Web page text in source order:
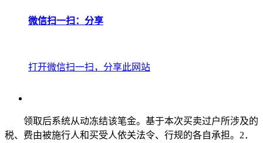
微信扫一扫：分享
打开微信扫一扫，分享此网站
领取后系统从动冻结该笔金。基于本次买卖过户所涉及的
税、费由被施行人和买受人依关法令、行规的各自承担。2．